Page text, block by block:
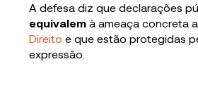
A defesa diz que declarações
equivalemà ameaça concreta
Direito e que estão protegidas
expressão.